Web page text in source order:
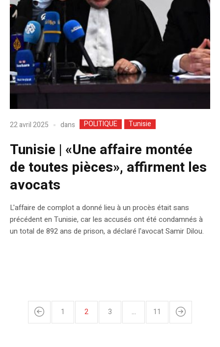
22 avril 2025 dans POLITIQUE Tunisie
Tunisie | «Une affaire montée
de toutes pièces», affirment les
avocats
L'affaire de complot a donné lieu à un procès était sans
précédent en Tunisie, car les accusés ont été condamnés à
un total de 892 ans de prison, a déclaré l'avocat Samir Dilou.
1 2 3 … 11